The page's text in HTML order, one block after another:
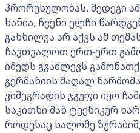
პრორუსულობას. შედეგი
ხანია, ჩვენი ელჩი
განხილვა არ აქვს ამ
ჩავთვალოთ ერთ-ერთ
იმედს გვაძლევს
გერმანიის მაღალ
ვიშეგრადის ჯგუფი იყო
საკითხი მან ტექნიკურ
როდესაც სალომე